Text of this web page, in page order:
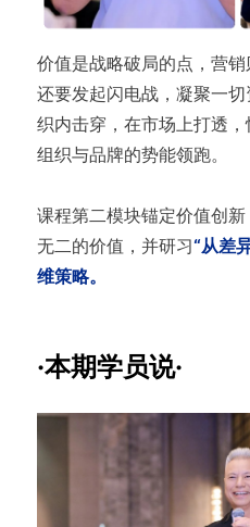
价值是战略破局的点，营
还要发起闪电战，凝聚一
织内击穿，在市场上打透
组织与品牌的势能领跑。
课程第二模块锚定价值创
无二的价值，并研习“从差
维策略。
·本期学员说·